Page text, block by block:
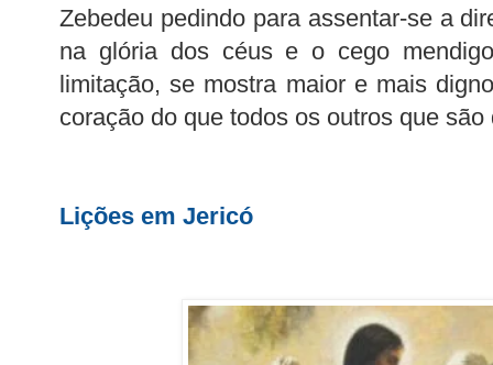
Zebedeu pedindo para assentar-se a
na glória dos céus e o cego
limitação, se mostra maior e mais
coração do que todos os outros que
Lições em Jericó